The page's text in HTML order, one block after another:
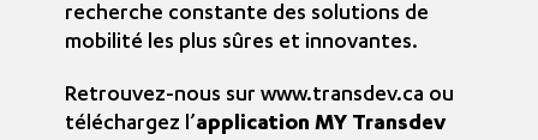
recherche constante des solutions de
mobilité les plus sûres et innovantes.
Retrouvez-nous sur www.transdev.ca ou
téléchargez l’application MY Transdev